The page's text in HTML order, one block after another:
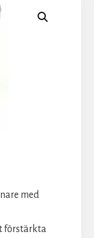
med
förstärkta